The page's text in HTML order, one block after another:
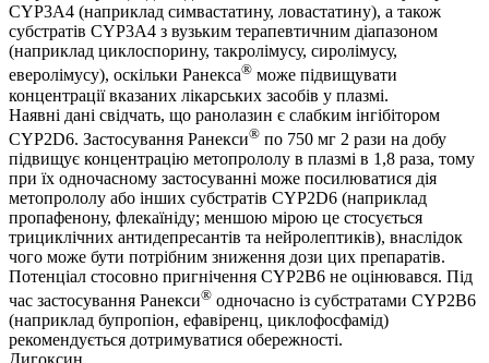
CYP3A4 (наприклад симвастатину, ловастатину), а також
субстратів CYP3A4 з вузьким терапевтичним діапазоном
(наприклад циклоспорину, такролімусу, сиролімусу,
еверолімусу), оскільки Ранекса® може підвищувати
концентрації вказаних лікарських засобів у плазмі.
Наявні дані свідчать, що ранолазин є слабким інгібітором
CYP2D6. Застосування Ранекси® по 750 мг 2 рази на добу
підвищує концентрацію метопрололу в плазмі в 1,8 раза, тому
при їх одночасному застосуванні може посилюватися дія
метопрололу або інших субстратів CYP2D6 (наприклад
пропафенону, флекаїніду; меншою мірою це стосується
трициклічних антидепресантів та нейролептиків), внаслідок
чого може бути потрібним зниження дози цих препаратів.
Потенціал стосовно пригнічення CYP2В6 не оцінювався. Під
час застосування Ранекси® одночасно із субстратами CYP2В6
(наприклад бупропіон, ефавіренц, циклофосфамід)
рекомендується дотримуватися обережності.